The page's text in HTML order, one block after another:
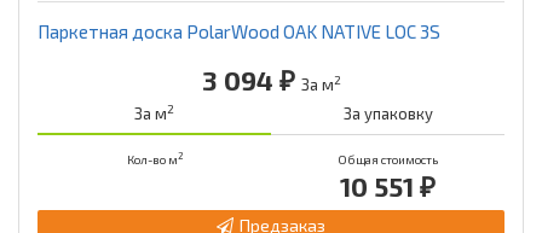
Паркетная доска PolarWood OAK NATIVE LOC 3S
3 094 ₽ За м2
За м2 За упаковку
Кол-во м2 Общая стоимость
10 551 ₽
Предзаказ